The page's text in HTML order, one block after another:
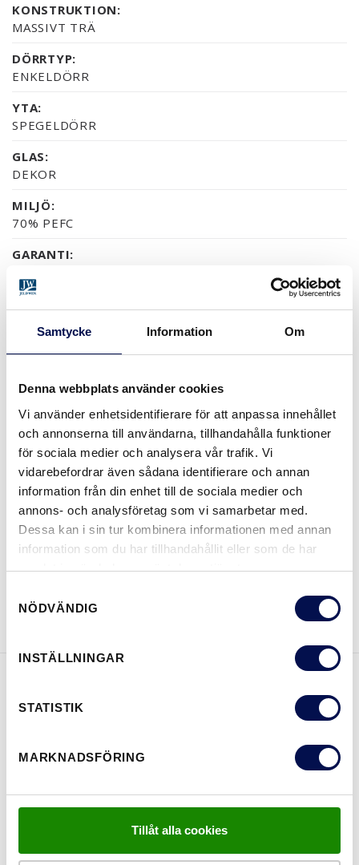
Samtycke Information Om
Denna webbplats använder cookies
Vi använder enhetsidentifierare för att anpassa innehållet
och annonserna till användarna, tillhandahålla funktioner
för sociala medier och analysera vår trafik. Vi
vidarebefordrar även sådana identifierare och annan
information från din enhet till de sociala medier och
annons- och analysföretag som vi samarbetar med.
Dessa kan i sin tur kombinera informationen med annan
information som du har tillhandahållit eller som de har
samlat in när du har använt deras tjänster.
NÖDVÄNDIG
INSTÄLLNINGAR
STATISTIK
MARKNADSFÖRING
Tillåt alla cookies
KONSTRUKTION:
MASSIVT TRÄ
DÖRRTYP:
ENKELDÖRR
YTA:
SPEGELDÖRR
GLAS:
DEKOR
MILJÖ:
70% PEFC
GARANTI:
YTOR (5)
STORLEKAR
VAR KAN MAN KÖPA
LADDA NER BROSCHYR KONTAKTA OSS